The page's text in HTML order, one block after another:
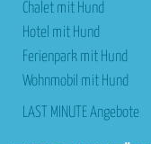
Chalet mit Hund
Hotel mit Hund
Ferienpark mit Hund
Wohnmobil mit Hund
LAST MINUTE Angebote